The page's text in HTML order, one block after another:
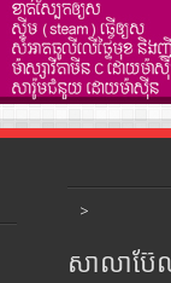
>
សាលាប៊ែ